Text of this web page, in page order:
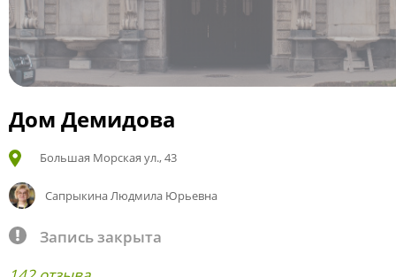
Дом Демидова
Большая Морская ул., 43
Сапрыкина Людмила Юрьевна
Запись закрыта